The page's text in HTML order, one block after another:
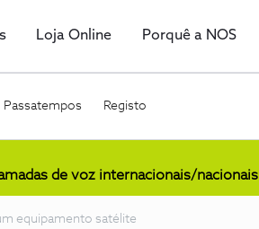
Loja Online Porquê a NOS
Passatempos Registo
de voz internacionais/nacionais
equipamento satélite